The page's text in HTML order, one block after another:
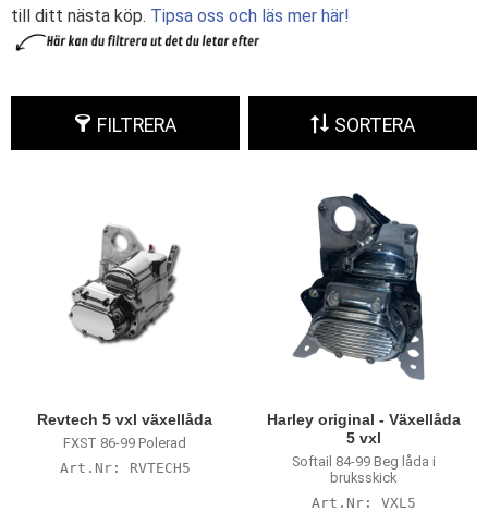
till ditt nästa köp. Tipsa oss och läs mer här!
FILTRERA SORTERA
Revtech 5 vxl växellåda
FXST 86-99 Polerad
RVTECH5
Harley original - Växellåda
5 vxl
Softail 84-99 Beg låda i
bruksskick
VXL5